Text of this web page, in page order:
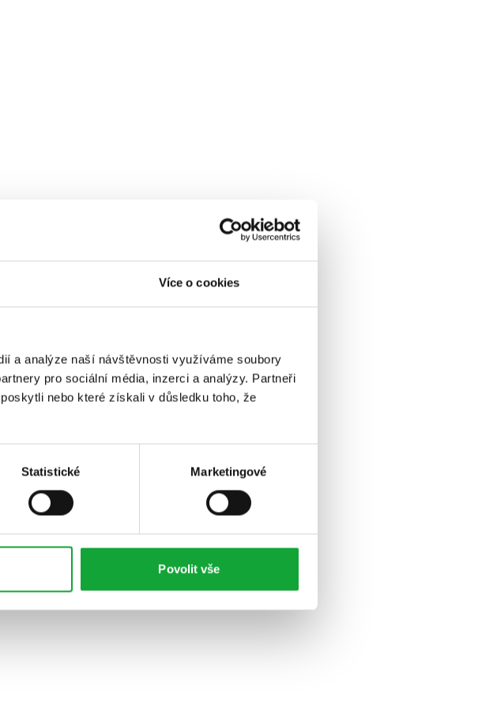
Více o cookies
a analýze naší návštěvnosti využíváme soubory
pro sociální média, inzerci a analýzy. Partneři
nebo které získali v důsledku toho, že
Statistické Marketingové
Povolit vše